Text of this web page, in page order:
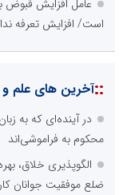
عامل افزایش قبوض
است/ افزایش تعرفه
::آخرین های علم و
در آینده‌ای که به
محکوم به فراموشی‌اند
الگوپذیری خلاق،
ضلع موفقیت جوانان